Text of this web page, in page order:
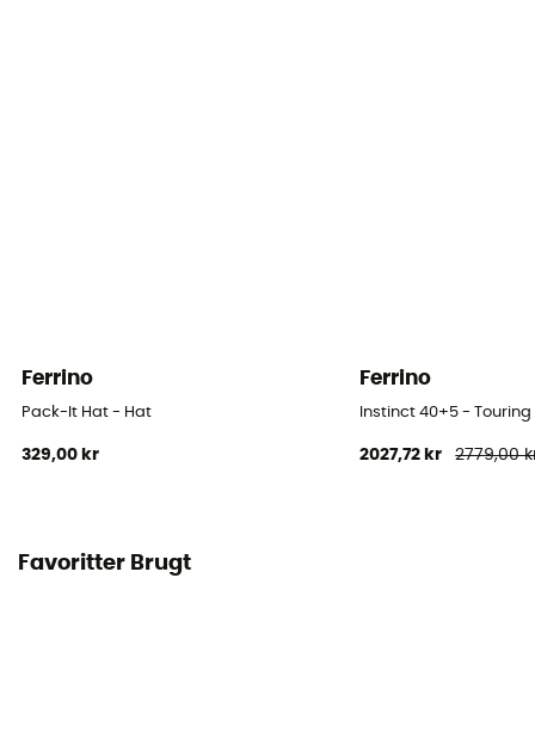
Ferrino
Pack-It Hat - Hat
329,00 kr
Ferrino
Instinct 40+5 -
2027,72 kr 2779,00
Favoritter Brugt